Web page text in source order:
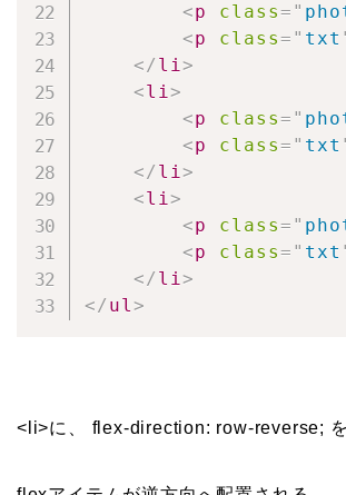
<p class= "
<p class= " txt
</ li>
<li>
<p class= "
<p class= " txt
</ li>
<li>
<p class= "
<p class= " txt
</ li>
</ ul>
<li>に、 flex-direction: row-reverse; を